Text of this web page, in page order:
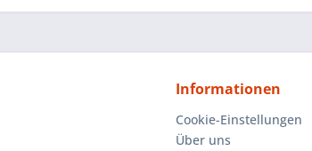
Informationen
Cookie-Einstellungen
Über uns